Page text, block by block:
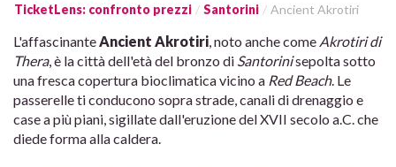
TicketLens: confronto prezzi Santorini Ancient Akrotiri
L'affascinante Ancient Akrotiri , noto anche come Akrotiri di
Thera, è la città dell'età del bronzo di Santorinisepolta sotto
una fresca copertura bioclimatica vicino a Red Beach. Le
passerelle ti conducono sopra strade, canali di drenaggio e
case a più piani, sigillate dall'eruzione del XVII secolo a.C. che
diede forma alla caldera.